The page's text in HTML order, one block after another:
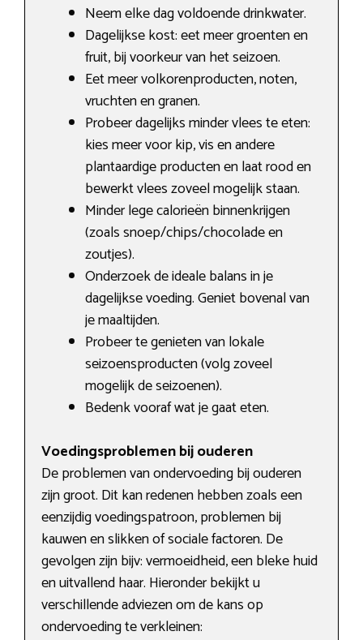
Neem elke dag voldoende drinkwater.
Dagelijkse kost: eet meer groenten en
fruit, bij voorkeur van het seizoen.
Eet meer volkorenproducten, noten,
vruchten en granen.
Probeer dagelijks minder vlees te eten:
kies meer voor kip, vis en andere
plantaardige producten en laat rood en
bewerkt vlees zoveel mogelijk staan.
Minder lege calorieën binnenkrijgen
(zoals snoep/chips/chocolade en
zoutjes).
Onderzoek de ideale balans in je
dagelijkse voeding. Geniet bovenal van
je maaltijden.
Probeer te genieten van lokale
seizoensproducten (volg zoveel
mogelijk de seizoenen).
Bedenk vooraf wat je gaat eten.
Voedingsproblemen bij ouderen
De problemen van ondervoeding bij ouderen
zijn groot. Dit kan redenen hebben zoals een
eenzijdig voedingspatroon, problemen bij
kauwen en slikken of sociale factoren. De
gevolgen zijn bijv: vermoeidheid, een bleke huid
en uitvallend haar. Hieronder bekijkt u
verschillende adviezen om de kans op
ondervoeding te verkleinen: